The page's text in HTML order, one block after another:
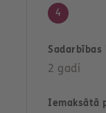
4
2 gadi